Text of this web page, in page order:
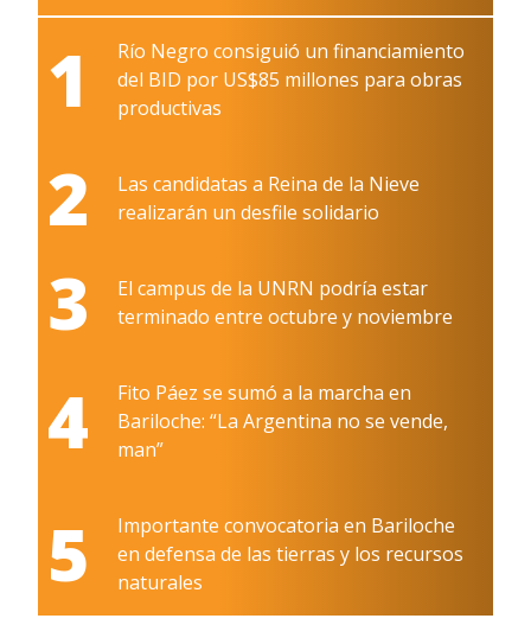
1
Río Negro consiguió un financiamiento
del BID por US$85 millones para obras
productivas
2
Las candidatas a Reina de la Nieve
realizarán un desfile solidario
3
El campus de la UNRN podría estar
terminado entre octubre y noviembre
4
Fito Páez se sumó a la marcha en
Bariloche: “La Argentina no se vende,
man”
5
Importante convocatoria en Bariloche
en defensa de las tierras y los recursos
naturales